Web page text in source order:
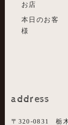
お店
本日のお客
様
address
〒320-0831 栃木